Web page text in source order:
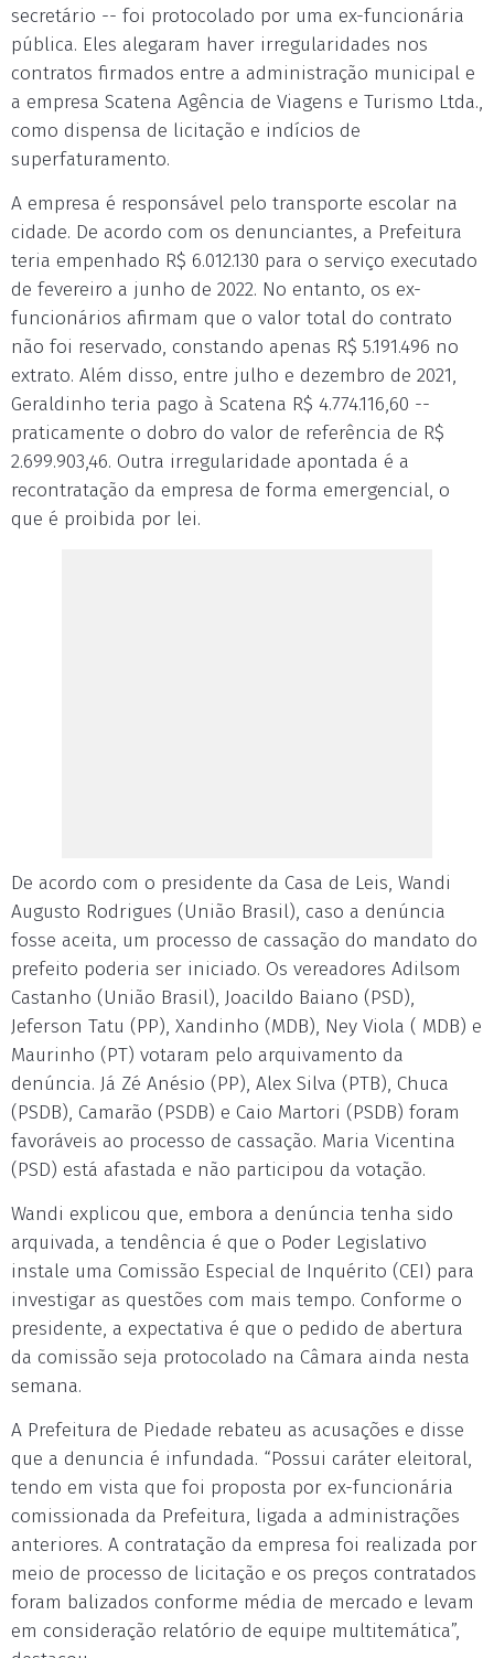
secretário -- foi protocolado por uma ex-funcionária
pública. Eles alegaram haver irregularidades nos
contratos firmados entre a administração municipal e
a empresa Scatena Agência de Viagens e Turismo Ltda.,
como dispensa de licitação e indícios de
superfaturamento.
A empresa é responsável pelo transporte escolar na
cidade. De acordo com os denunciantes, a Prefeitura
teria empenhado R$ 6.012.130 para o serviço executado
de fevereiro a junho de 2022. No entanto, os ex-
funcionários afirmam que o valor total do contrato
não foi reservado, constando apenas R$ 5.191.496 no
extrato. Além disso, entre julho e dezembro de 2021,
Geraldinho teria pago à Scatena R$ 4.774.116,60 --
praticamente o dobro do valor de referência de R$
2.699.903,46. Outra irregularidade apontada é a
recontratação da empresa de forma emergencial, o
que é proibida por lei.
De acordo com o presidente da Casa de Leis, Wandi
Augusto Rodrigues (União Brasil), caso a denúncia
fosse aceita, um processo de cassação do mandato do
prefeito poderia ser iniciado. Os vereadores Adilsom
Castanho (União Brasil), Joacildo Baiano (PSD),
Jeferson Tatu (PP), Xandinho (MDB), Ney Viola ( MDB) e
Maurinho (PT) votaram pelo arquivamento da
denúncia. Já Zé Anésio (PP), Alex Silva (PTB), Chuca
(PSDB), Camarão (PSDB) e Caio Martori (PSDB) foram
favoráveis ao processo de cassação. Maria Vicentina
(PSD) está afastada e não participou da votação.
Wandi explicou que, embora a denúncia tenha sido
arquivada, a tendência é que o Poder Legislativo
instale uma Comissão Especial de Inquérito (CEI) para
investigar as questões com mais tempo. Conforme o
presidente, a expectativa é que o pedido de abertura
da comissão seja protocolado na Câmara ainda nesta
semana.
A Prefeitura de Piedade rebateu as acusações e disse
que a denuncia é infundada. “Possui caráter eleitoral,
tendo em vista que foi proposta por ex-funcionária
comissionada da Prefeitura, ligada a administrações
anteriores. A contratação da empresa foi realizada por
meio de processo de licitação e os preços contratados
foram balizados conforme média de mercado e levam
em consideração relatório de equipe multitemática”,